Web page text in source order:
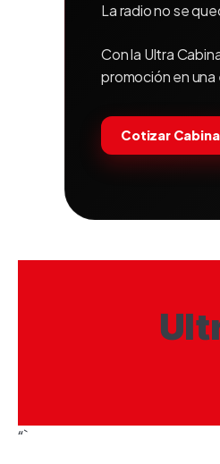
La radio no se
Con la Ultra
promoción en una
Cotizar
“`